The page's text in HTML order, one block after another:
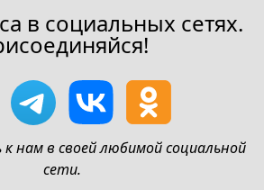
в социальных сетях.
нам в своей любимой социальной
сети.